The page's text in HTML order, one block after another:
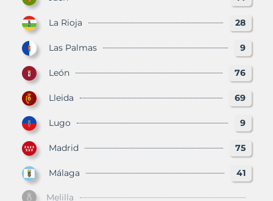
La Rioja 28
Las Palmas 9
León 76
Lleida 69
Lugo 9
Madrid 75
Málaga 41
Melilla